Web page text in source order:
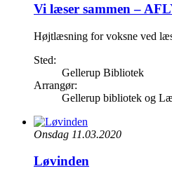
Vi læser sammen –
Højtlæsning for voksne ved
Sted:
Gellerup Bibliotek
Arrangør:
Gellerup bibliotek og
Onsdag 11.03.2020
Løvinden